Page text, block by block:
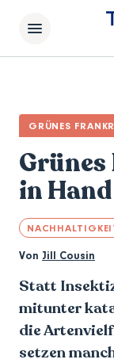
GRÜNES
in
Von Jill Cousin
Statt
mitunter
die
setzen